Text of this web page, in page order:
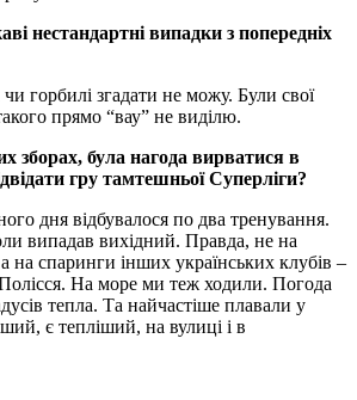
нестандартні випадки з попередніх
горбилі згадати не можу. Були свої
прямо “вау” не виділю.
зборах, була нагода вирватися в
гру тамтешньої Суперліги?
дня відбувалося по два тренування.
випадав вихідний. Правда, не на
на спаринги інших українських клубів –
На море ми теж ходили. Погода
тепла. Та найчастіше плавали у
є тепліший, на вулиці і в